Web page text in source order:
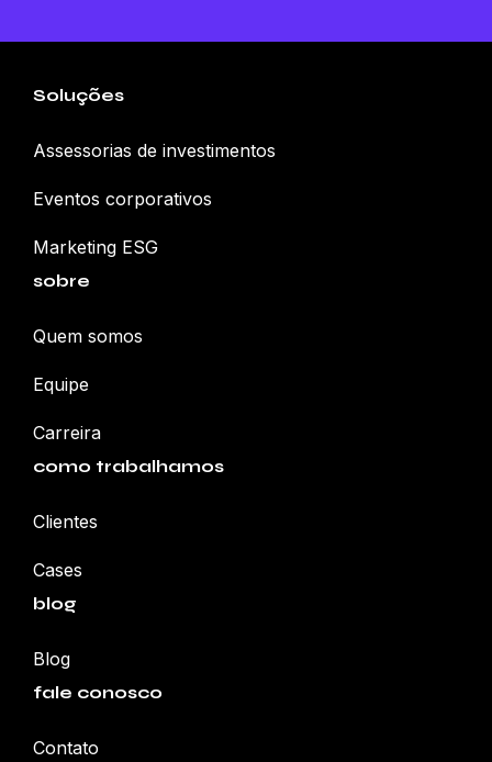
Soluções
Assessorias de investimentos
Eventos corporativos
Marketing ESG
sobre
Quem somos
Equipe
Carreira
como trabalhamos
Clientes
Cases
blog
Blog
fale conosco
Contato